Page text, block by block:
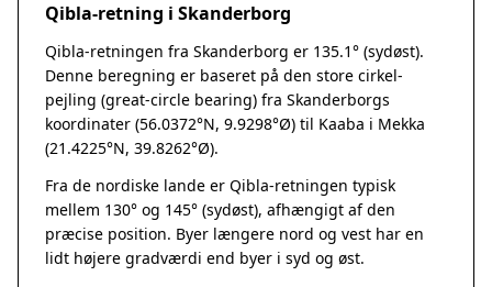
Ringe
Rudkøbing
Ebeltoft
Galten
Grenaa
Hedensted
Hinnerup
Hobro
Qibla-retning i Skanderborg
Qibla-retningen fra Skanderborg er 135.1° (sydøst).
Denne beregning er baseret på den store cirkel-
pejling (great-circle bearing) fra Skanderborgs
koordinater (56.0372°N, 9.9298°Ø) til Kaaba i Mekka
(21.4225°N, 39.8262°Ø).
Fra de nordiske lande er Qibla-retningen typisk
mellem 130° og 145° (sydøst), afhængigt af den
præcise position. Byer længere nord og vest har en
lidt højere gradværdi end byer i syd og øst.